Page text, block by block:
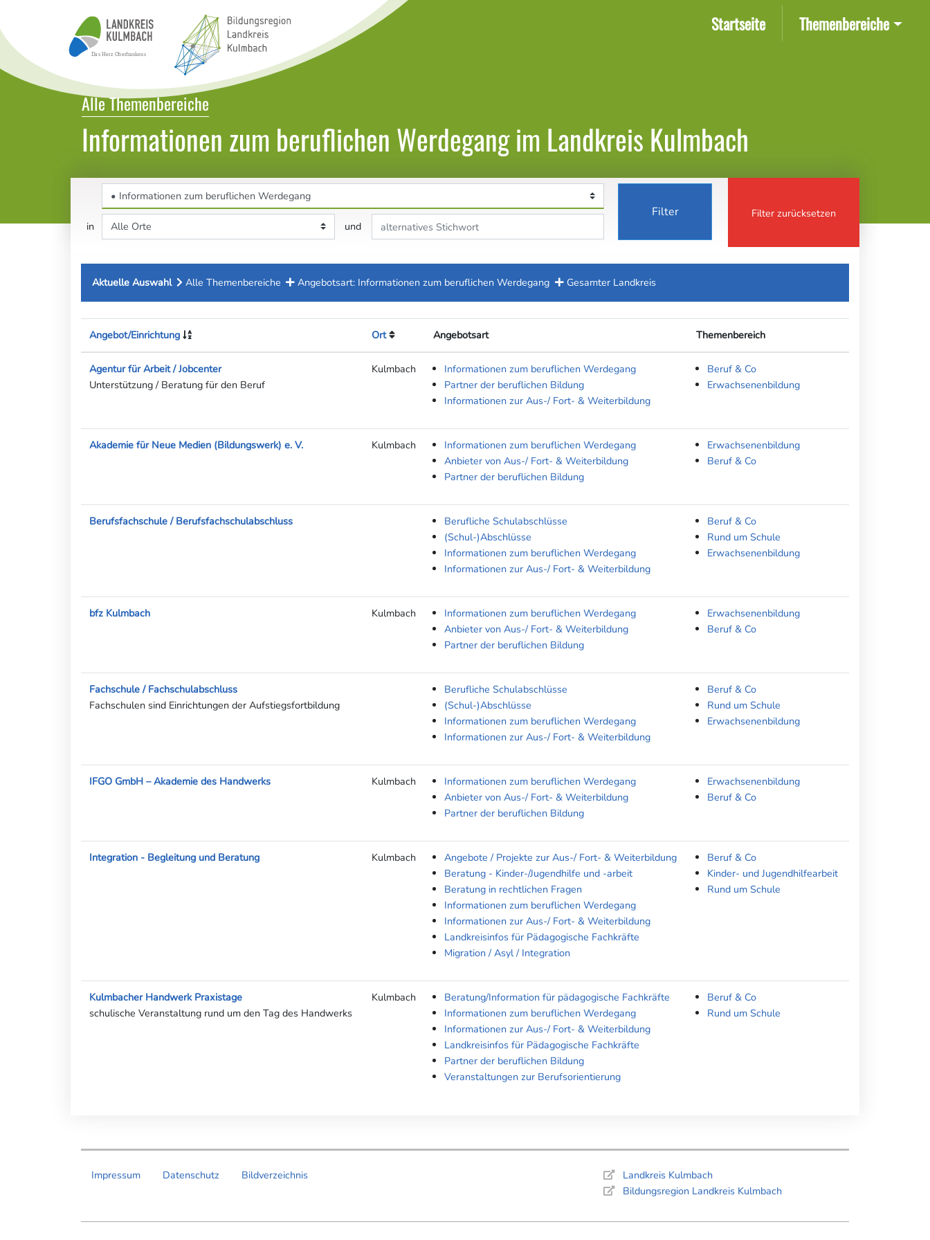
Bildungsatlas Landkreis Kulmbach Startseite(current)Themenbereiche
Alle Themenbereiche
Informationen zum beruflichen Werdegang im Landkreis Kulmbach
Themenbereich
in Ort und Stichwort
Filter Filter zurücksetzen
Aktuelle Auswahl Alle Themenbereiche Angebotsart: Informationen zum beruflichen Werdegang Gesamter Landkreis
Angebot/Einrichtung Ort Angebotsart Themenbereich
Agentur für Arbeit / Jobcenter
Unterstützung / Beratung für den Beruf
Kulmbach
Informationen zum beruflichen Werdegang
Partner der beruflichen Bildung
Informationen zur Aus-/ Fort- & Weiterbildung
Beruf & Co
Erwachsenenbildung
Akademie für Neue Medien (Bildungswerk) e. V. Kulmbach
Informationen zum beruflichen Werdegang
Anbieter von Aus-/ Fort- & Weiterbildung
Partner der beruflichen Bildung
Erwachsenenbildung
Beruf & Co
Berufsfachschule / Berufsfachschulabschluss
Berufliche Schulabschlüsse
(Schul-)Abschlüsse
Informationen zum beruflichen Werdegang
Informationen zur Aus-/ Fort- & Weiterbildung
Beruf & Co
Rund um Schule
Erwachsenenbildung
bfz Kulmbach Kulmbach
Informationen zum beruflichen Werdegang
Anbieter von Aus-/ Fort- & Weiterbildung
Partner der beruflichen Bildung
Erwachsenenbildung
Beruf & Co
Fachschule / Fachschulabschluss
Fachschulen sind Einrichtungen der Aufstiegsfortbildung
Berufliche Schulabschlüsse
(Schul-)Abschlüsse
Informationen zum beruflichen Werdegang
Informationen zur Aus-/ Fort- & Weiterbildung
Beruf & Co
Rund um Schule
Erwachsenenbildung
IFGO GmbH – Akademie des Handwerks Kulmbach
Informationen zum beruflichen Werdegang
Anbieter von Aus-/ Fort- & Weiterbildung
Partner der beruflichen Bildung
Erwachsenenbildung
Beruf & Co
Integration - Begleitung und Beratung Kulmbach
Angebote / Projekte zur Aus-/ Fort- & Weiterbildung
Beratung - Kinder-/Jugendhilfe und -arbeit
Beratung in rechtlichen Fragen
Informationen zum beruflichen Werdegang
Informationen zur Aus-/ Fort- & Weiterbildung
Landkreisinfos für Pädagogische Fachkräfte
Migration / Asyl / Integration
Beruf & Co
Kinder- und Jugendhilfearbeit
Rund um Schule
Kulmbacher Handwerk Praxistage
schulische Veranstaltung rund um den Tag des Handwerks
Kulmbach
Beratung/Information für pädagogische Fachkräfte
Informationen zum beruflichen Werdegang
Informationen zur Aus-/ Fort- & Weiterbildung
Landkreisinfos für Pädagogische Fachkräfte
Partner der beruflichen Bildung
Veranstaltungen zur Berufsorientierung
Beruf & Co
Rund um Schule
Impressum Datenschutz Bildverzeichnis
Landkreis Kulmbach
Bildungsregion Landkreis Kulmbach